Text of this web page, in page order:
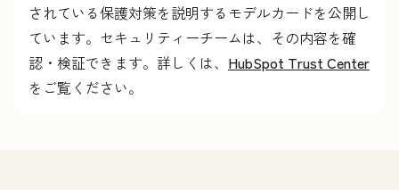
されている保護対策を説明するモデルカードを公開し
ています。セキュリティーチームは、その内容を確
認・検証できます。詳しくは、 HubSpot Trust Center
をご覧ください。